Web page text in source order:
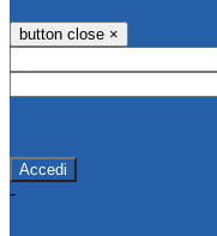
button close ×
-